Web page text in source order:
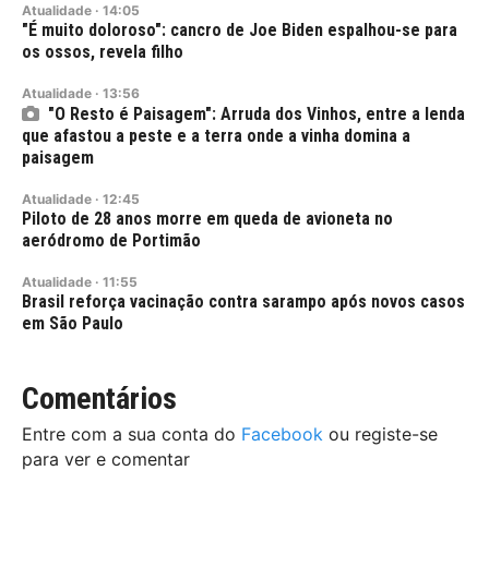
Atualidade · 14:05
"É muito doloroso": cancro de Joe Biden espalhou-se para
os ossos, revela filho
Atualidade · 13:56
"O Resto é Paisagem": Arruda dos Vinhos, entre a lenda
que afastou a peste e a terra onde a vinha domina a
paisagem
Atualidade · 12:45
Piloto de 28 anos morre em queda de avioneta no
aeródromo de Portimão
Atualidade · 11:55
Brasil reforça vacinação contra sarampo após novos casos
em São Paulo
Comentários
Entre com a sua conta do Facebook ou registe-se
para ver e comentar